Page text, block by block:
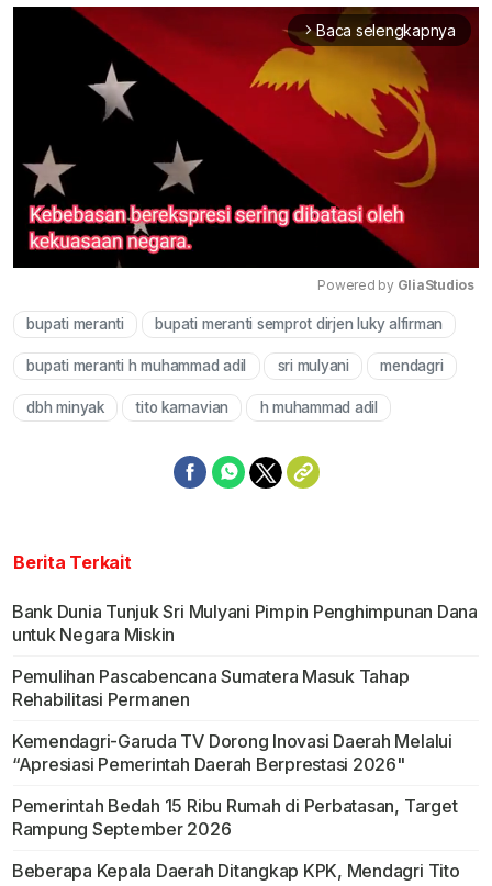
arrow_forward_ios Baca selengkapnya
Mute
Powered by GliaStudios
bupati meranti bupati meranti semprot dirjen luky alfirman
bupati meranti h muhammad adil sri mulyani mendagri
dbh minyak tito karnavian h muhammad adil
Berita Terkait
Bank Dunia Tunjuk Sri Mulyani Pimpin Penghimpunan Dana
untuk Negara Miskin
Pemulihan Pascabencana Sumatera Masuk Tahap
Rehabilitasi Permanen
Kemendagri-Garuda TV Dorong Inovasi Daerah Melalui
“Apresiasi Pemerintah Daerah Berprestasi 2026"
Pemerintah Bedah 15 Ribu Rumah di Perbatasan, Target
Rampung September 2026
Beberapa Kepala Daerah Ditangkap KPK, Mendagri Tito